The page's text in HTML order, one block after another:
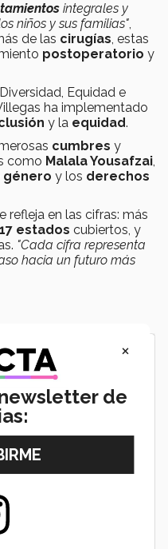
integrales y
niños y sus familias",
de las cirugías, estas
postoperatorio y
Equidad e
ha implementado
y la equidad.
cumbres y
como Malala Yousafzai,
género y los derechos
refleja en las cifras: más
17 estados cubiertos, y
"Cada cifra representa
hacia un futuro más
×
de